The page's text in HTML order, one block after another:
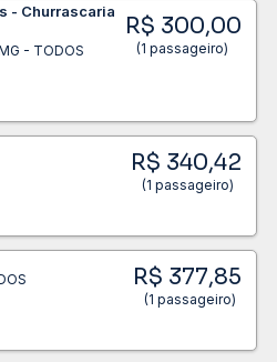
- Churrascaria
- TODOS
R$ 300,00
(1 passageiro)
R$ 340,42
(1 passageiro)
R$ 377,85
(1 passageiro)